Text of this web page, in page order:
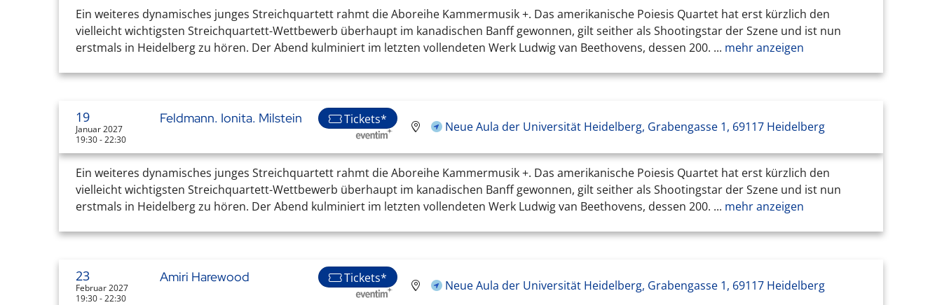
Ein weiteres dynamisches junges Streichquartett rahmt die Aboreihe Kammermusik +. Das amerikanische Poiesis Quartet hat erst kürzlich den
vielleicht wichtigsten Streichquartett-Wettbewerb überhaupt im kanadischen Banff gewonnen, gilt seither als Shootingstar der Szene und ist nun
erstmals in Heidelberg zu hören. Der Abend kulminiert im letzten vollendeten Werk Ludwig van Beethovens, dessen 200. ... mehr anzeigen
19
Januar 2027
19:30 - 22:30
Feldmann. Ionita. Milstein Tickets*
Neue Aula der Universität Heidelberg, Grabengasse 1, 69117 Heidelberg
Ein weiteres dynamisches junges Streichquartett rahmt die Aboreihe Kammermusik +. Das amerikanische Poiesis Quartet hat erst kürzlich den
vielleicht wichtigsten Streichquartett-Wettbewerb überhaupt im kanadischen Banff gewonnen, gilt seither als Shootingstar der Szene und ist nun
erstmals in Heidelberg zu hören. Der Abend kulminiert im letzten vollendeten Werk Ludwig van Beethovens, dessen 200. ... mehr anzeigen
23
Februar 2027
19:30 - 22:30
Amiri Harewood Tickets*
Neue Aula der Universität Heidelberg, Grabengasse 1, 69117 Heidelberg